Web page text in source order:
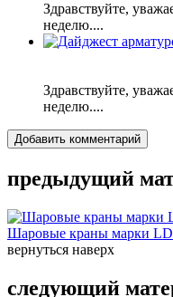
Здравствуйте,
неделю....
Здравствуйте,
неделю....
Добавить комментарий
предыдущий
Шаровые краны марки
вернуться наверх
следующий